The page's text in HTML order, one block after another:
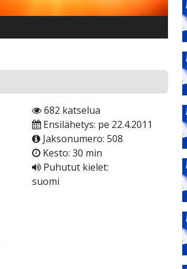
682 katselua
Ensilähetys: pe 22.4.2011
Jaksonumero: 508
Kesto: 30 min
Puhutut kielet:
suomi